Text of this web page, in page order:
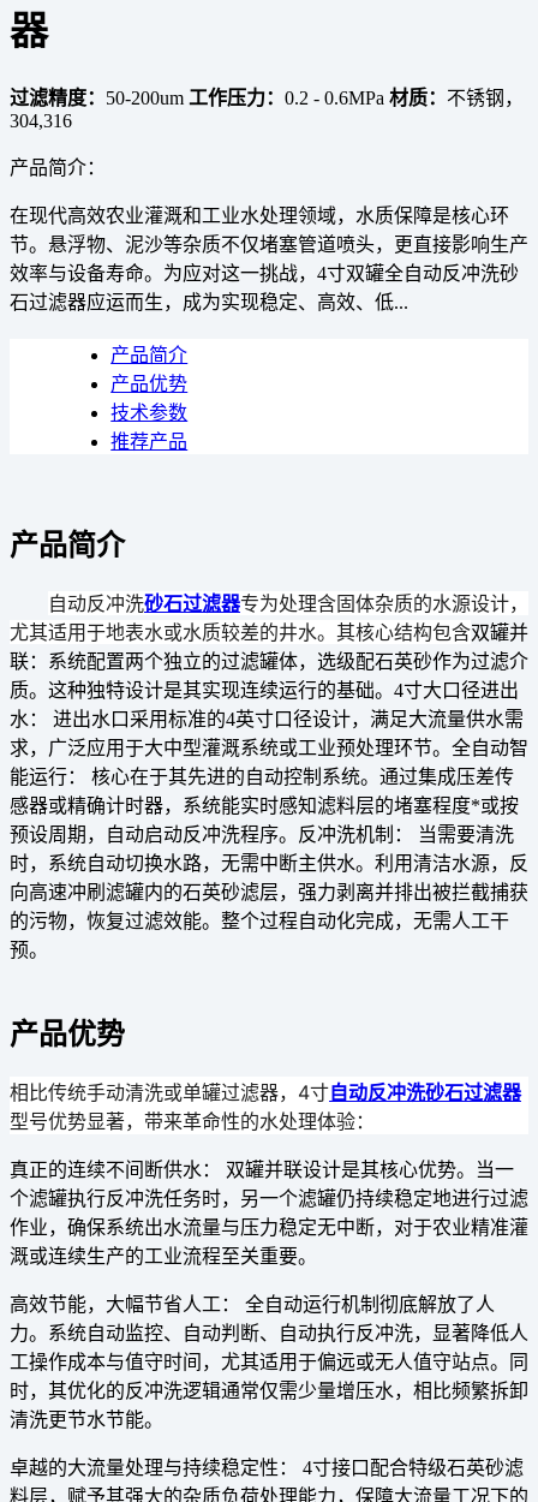
器
过滤精度： 50-200um 工作压力： 0.2 - 0.6MPa 材质： 不锈钢，
304,316
产品简介：
在现代高效农业灌溉和工业水处理领域，水质保障是核心环
节。悬浮物、泥沙等杂质不仅堵塞管道喷头，更直接影响生产
效率与设备寿命。为应对这一挑战，4寸双罐全自动反冲洗砂
石过滤器应运而生，成为实现稳定、高效、低...
产品简介
产品优势
技术参数
推荐产品
产品简介
自动反冲洗砂石过滤器专为处理含固体杂质的水源设计，
尤其适用于地表水或水质较差的井水。其核心结构包含双罐并
联： 系统配置两个独立的过滤罐体，选级配石英砂作为过滤介
质。这种独特设计是其实现连续运行的基础。 4寸大口径进出
水：
进出水口采用标准的4英寸口径设计，满足大流量供水需
求，广泛应用于大中型灌溉系统或工业预处理环节。 全自动智
能运行：
核心在于其先进的自动控制系统。通过集成压差传
感器或精确计时器，系统能实时感知滤料层的堵塞程度*或按
预设周期，自动启动反冲洗程序。
反冲洗机制：
当需要清洗
时，系统自动切换水路， 无需中断主供水。利用清洁水源，反
向高速冲刷滤罐内的石英砂滤层，强力剥离并排出被拦截捕获
的污物，恢复过滤效能。整个过程自动化完成，无需人工干
预。
产品优势
相比传统手动清洗或单罐过滤器，4寸自动反冲洗砂石过滤器
型号优势显著，带来革命性的水处理体验：
真正的连续不间断供水： 双罐并联设计是其核心优势。当一
个滤罐执行反冲洗任务时，另一个滤罐仍持续稳定地进行过滤
作业，确保系统出水流量与压力稳定无中断，对于农业精准灌
溉或连续生产的工业流程至关重要。
高效节能，大幅节省人工： 全自动运行机制 彻底解放了人
力。系统自动监控、自动判断、自动执行反冲洗，
显著降低人
工操作成本与值守时间 ，尤其适用于偏远或无人值守站点。同
时，其优化的反冲洗逻辑通常仅需少量增压水，相比频繁拆卸
清洗更节水节能。
卓越的大流量处理与持续稳定性：
4寸接口配合特级石英砂滤
料层，赋予其强大的杂质负荷处理能力，保障大流量工况下的